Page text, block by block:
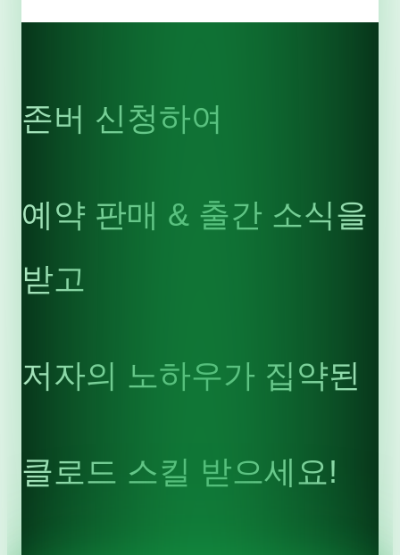
존버 신청하여
예약 판매 & 출간 소식을
받고
저자의 노하우가 집약된
클로드 스킬 받으세요!